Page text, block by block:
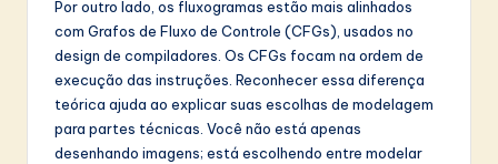
Por outro lado, os fluxogramas estão mais alinhados
com Grafos de Fluxo de Controle (CFGs), usados no
design de compiladores. Os CFGs focam na ordem de
execução das instruções. Reconhecer essa diferença
teórica ajuda ao explicar suas escolhas de modelagem
para partes técnicas. Você não está apenas
desenhando imagens; está escolhendo entre modelar